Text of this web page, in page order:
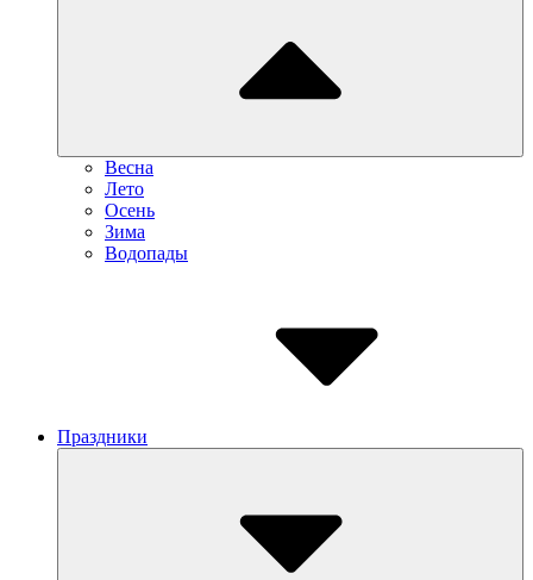
Весна
Лето
Осень
Зима
Водопады
Праздники